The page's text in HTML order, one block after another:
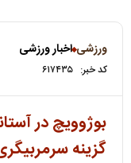
ورزشی اخبار ورزشی
کد خبر: ۶۱۷۴۳۵
بوژوویچ در
گزینه